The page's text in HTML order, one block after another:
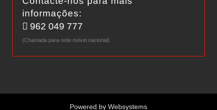
informações:
962 049 777
(Chamada para rede móvel nacional)
Powered by Websystems